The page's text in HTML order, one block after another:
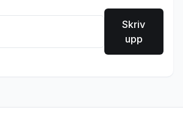
Skriv
upp